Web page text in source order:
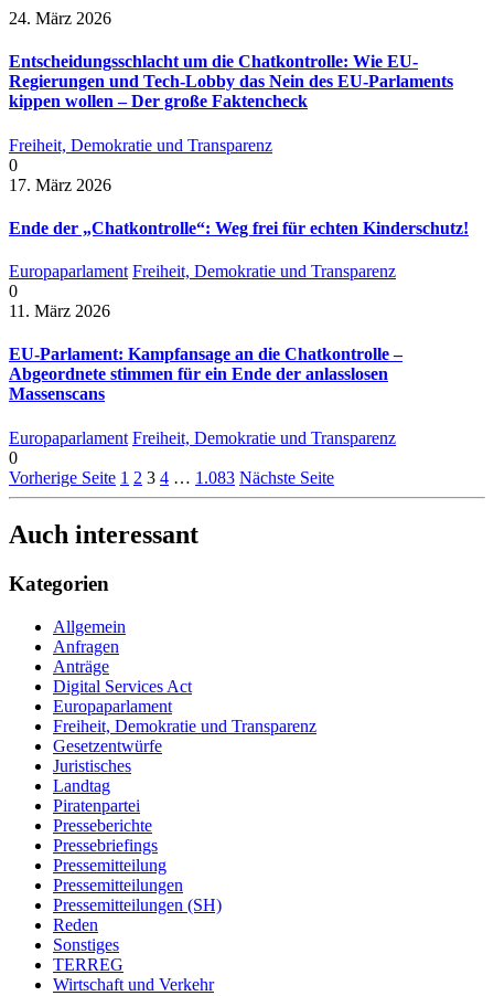
24. März 2026
Entscheidungsschlacht um die Chatkontrolle: Wie EU-
Regierungen und Tech-Lobby das Nein des EU-Parlaments
kippen wollen – Der große Faktencheck
Freiheit, Demokratie und Transparenz
0
17. März 2026
Ende der „Chatkontrolle“: Weg frei für echten Kinderschutz!
Europaparlament Freiheit, Demokratie und Transparenz
0
11. März 2026
EU-Parlament: Kampfansage an die Chatkontrolle –
Abgeordnete stimmen für ein Ende der anlasslosen
Massenscans
Europaparlament Freiheit, Demokratie und Transparenz
0
Vorherige Seite 1 2 3 4 … 1.083 Nächste Seite
Auch interessant
Kategorien
Allgemein
Anfragen
Anträge
Digital Services Act
Europaparlament
Freiheit, Demokratie und Transparenz
Gesetzentwürfe
Juristisches
Landtag
Piratenpartei
Presseberichte
Pressebriefings
Pressemitteilung
Pressemitteilungen
Pressemitteilungen (SH)
Reden
Sonstiges
TERREG
Wirtschaft und Verkehr